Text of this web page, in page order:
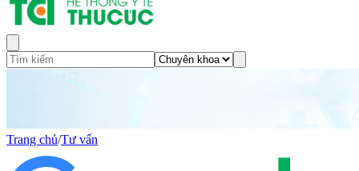
Trang chủ/Tư vấn